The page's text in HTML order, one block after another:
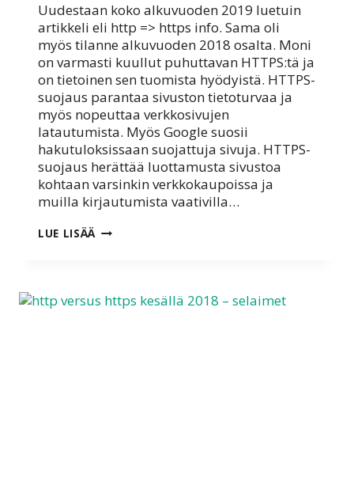
Uudestaan koko alkuvuoden 2019 luetuin
artikkeli eli http => https info. Sama oli
myös tilanne alkuvuoden 2018 osalta. Moni
on varmasti kuullut puhuttavan HTTPS:tä ja
on tietoinen sen tuomista hyödyistä. HTTPS-
suojaus parantaa sivuston tietoturvaa ja
myös nopeuttaa verkkosivujen
latautumista. Myös Google suosii
hakutuloksissaan suojattuja sivuja. HTTPS-
suojaus herättää luottamusta sivustoa
kohtaan varsinkin verkkokaupoissa ja
muilla kirjautumista vaativilla…
LUE LISÄÄ HTTP
–
SELAIMET